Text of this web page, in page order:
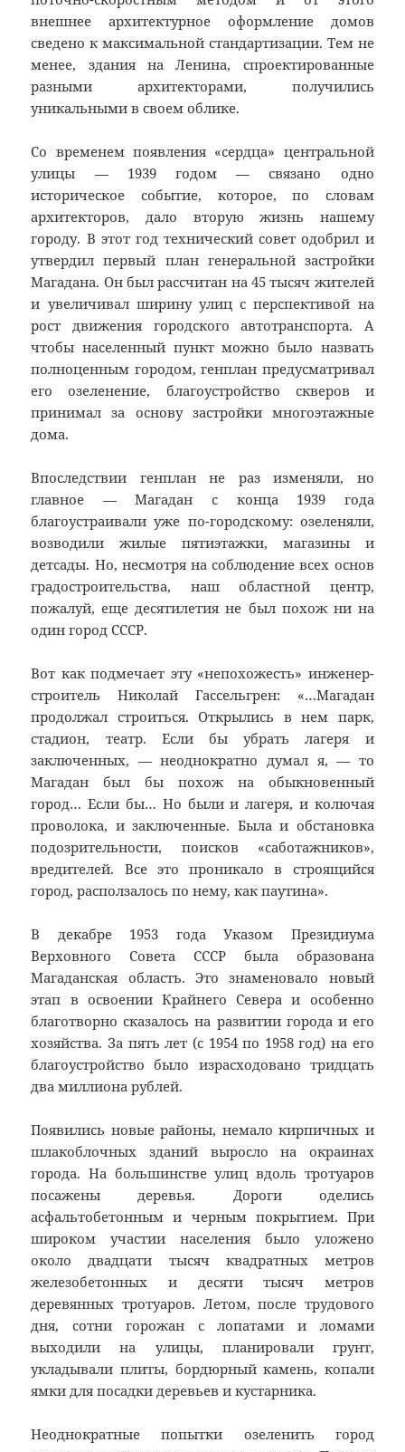
внешнее архитектурное оформление домов
сведено к максимальной стандартизации. Тем не
менее, здания на Ленина, спроектированные
разными архитекторами, получились
уникальными в своем облике.
Со временем появления «сердца» центральной
улицы — 1939 годом — связано одно
историческое событие, которое, по словам
архитекторов, дало вторую жизнь нашему
городу. В этот год технический совет одобрил и
утвердил первый план генеральной застройки
Магадана. Он был рассчитан на 45 тысяч жителей
и увеличивал ширину улиц с перспективой на
рост движения городского автотранспорта. А
чтобы населенный пункт можно было назвать
полноценным городом, генплан предусматривал
его озеленение, благоустройство скверов и
принимал за основу застройки многоэтажные
дома.
Впоследствии генплан не раз изменяли, но
главное — Магадан с конца 1939 года
благоустраивали уже по-городскому: озеленяли,
возводили жилые пятиэтажки, магазины и
детсады. Но, несмотря на соблюдение всех основ
градостроительства, наш областной центр,
пожалуй, еще десятилетия не был похож ни на
один город СССР.
Вот как подмечает эту «непохожесть» инженер-
строитель Николай Гассельгрен: «…Магадан
продолжал строиться. Открылись в нем парк,
стадион, театр. Если бы убрать лагеря и
заключенных, — неоднократно думал я, — то
Магадан был бы похож на обыкновенный
город… Если бы… Но были и лагеря, и колючая
проволока, и заключенные. Была и обстановка
подозрительности, поисков «саботажников»,
вредителей. Все это проникало в строящийся
город, расползалось по нему, как паутина».
В декабре 1953 года Указом Президиума
Верховного Совета СССР была образована
Магаданская область. Это знаменовало новый
этап в освоении Крайнего Севера и особенно
благотворно сказалось на развитии города и его
хозяйства. За пять лет (с 1954 по 1958 год) на его
благоустройство было израсходовано тридцать
два миллиона рублей.
Появились новые районы, немало кирпичных и
шлакоблочных зданий выросло на окраинах
города. На большинстве улиц вдоль тротуаров
посажены деревья. Дороги оделись
асфальтобетонным и черным покрытием. При
широком участии населения было уложено
около двадцати тысяч квадратных метров
железобетонных и десяти тысяч метров
деревянных тротуаров. Летом, после трудового
дня, сотни горожан с лопатами и ломами
выходили на улицы, планировали грунт,
укладывали плиты, бордюрный камень, копали
ямки для посадки деревьев и кустарника.
Неоднократные попытки озеленить город